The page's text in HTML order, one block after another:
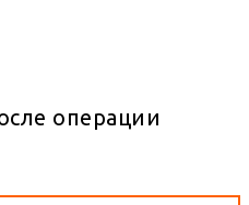
операции